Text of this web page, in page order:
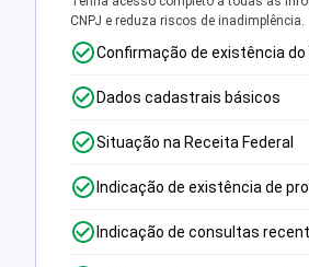
CNPJ e reduza riscos de inadimplência.
Confirmação de existência do
Dados cadastrais básicos
Situação na Receita Federal
Indicação de existência de
Indicação de consultas